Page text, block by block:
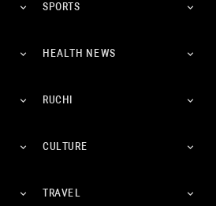
SPORTS
HEALTH NEWS
RUCHI
CULTURE
TRAVEL